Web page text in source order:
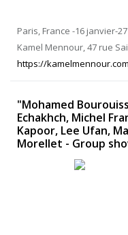
Paris, France -16 janvier-
Kamel Mennour, 47 rue
https://
"Mohamed
Echakhch, Michel
Kapoor, Lee Ufan,
Morellet - Group